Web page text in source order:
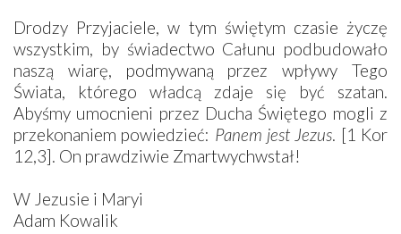
Drodzy Przyjaciele, w tym świętym czasie życzę
wszystkim, by świadectwo Całunu podbudowało
naszą wiarę, podmywaną przez wpływy Tego
Świata, którego władcą zdaje się być szatan.
Abyśmy umocnieni przez Ducha Świętego mogli z
przekonaniem powiedzieć: Panem jest Jezus. [1 Kor
12,3]. On prawdziwie Zmartwychwstał!
W Jezusie i Maryi
Adam Kowalik